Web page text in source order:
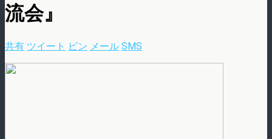
流会』
共有 ツイート ピン メール SMS